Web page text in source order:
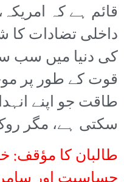
قائم ہے کہ
داخلی تضادات کا
کی دنیا میں سب
قوت کے طور پر
طاقت جو اپنے
سکتی ہے، مگر
طالبان کا مؤقف: